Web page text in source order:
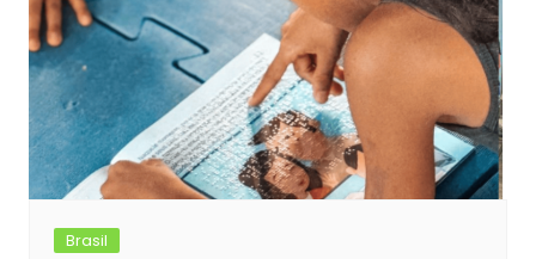
o
k
g
er
p
Brasil